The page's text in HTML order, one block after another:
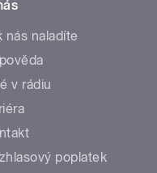
nás naladíte
v rádiu
poplatek